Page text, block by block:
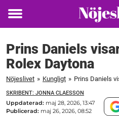
Toggle
Prins Daniels
Rolex Daytona
Nöjeslivet » Kungligt » Prins Daniels
SKRIBENT: JONNA CLAESSON
Uppdaterad: maj 28, 2026, 13:47
Publicerad: maj 26, 2026, 08:52